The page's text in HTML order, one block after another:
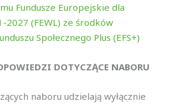
Fundusze Europejskie dla
2027 (FEWL) ze środków
Społecznego Plus (EFS+)
DOTYCZĄCE NABORU
naboru udzielają wyłącznie